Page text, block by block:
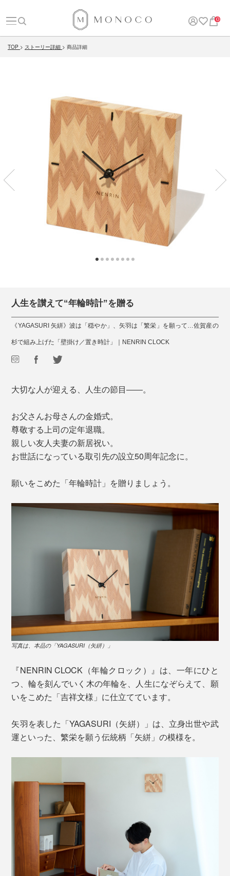
0
TOP ストーリー詳細 商品詳細
人生を讃えて“年輪時計”を贈る
《YAGASURI 矢絣》波は「穏やか」、矢羽は「繁栄」を願って…佐賀産の
杉で組み上げた「壁掛け／置き時計」｜NENRIN CLOCK
大切な人が迎える、人生の節目――。
お父さんお母さんの金婚式。
尊敬する上司の定年退職。
親しい友人夫妻の新居祝い。
お世話になっている取引先の設立50周年記念に。
願いをこめた「年輪時計」を贈りましょう。
写真は、本品の「YAGASURI（矢絣）」
『NENRIN CLOCK（年輪クロック）』は、一年にひと
つ、輪を刻んでいく木の年輪を、人生になぞらえて、願
いをこめた「吉祥文様」に仕立てています。
矢羽を表した「YAGASURI（矢絣）」は、立身出世や武
運といった、繁栄を願う伝統柄「矢絣」の模様を。